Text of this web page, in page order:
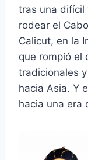
tras una difícil
rodear el
Calicut, en la
que rompió el
tradicionales
hacia Asia. Y
hacia una era